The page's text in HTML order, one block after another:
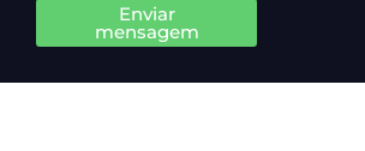
Enviar
mensagem